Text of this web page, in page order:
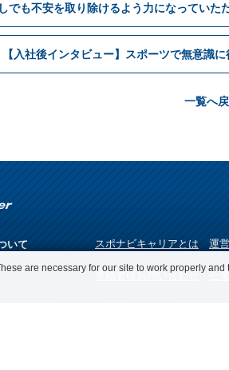
でも不安を取り除けるよう力になっていた
【入社後インタビュー】スポーツで無意識
一覧へ
いて スポナビキャリアとは 運
求職者様お問い合わせ 企
are necessary for our site to work properly